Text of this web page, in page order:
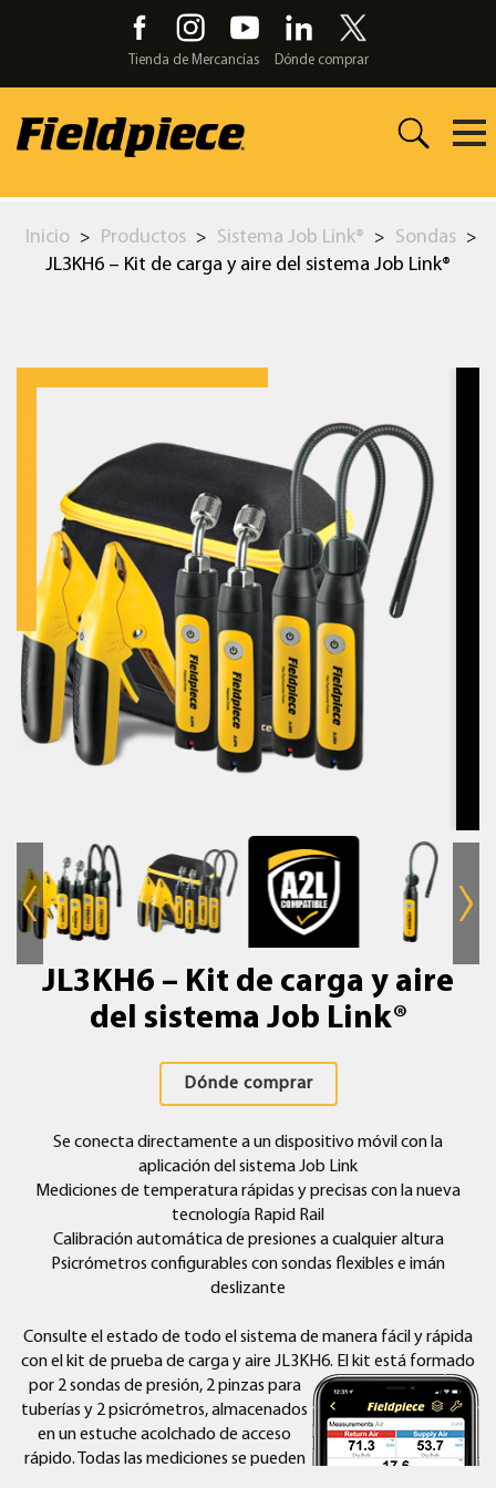
to
the
content
Tienda de Mercancías Dónde comprar
Inicio > Productos > Sistema Job Link® > Sondas >
JL3KH6 – Kit de carga y aire del sistema Job Link®
JL3KH6 – Kit de carga y aire
del sistema Job Link®
Dónde comprar
Se conecta directamente a un dispositivo móvil con la
aplicación del sistema Job Link
Mediciones de temperatura rápidas y precisas con la nueva
tecnología Rapid Rail
Calibración automática de presiones a cualquier altura
Psicrómetros configurables con sondas flexibles e imán
deslizante
Consulte el estado de todo el sistema de manera fácil y rápida
con el kit de prueba de carga y aire JL3KH6. El kit está formado
por 2 sondas de presión, 2 pinzas para
tuberías y 2 psicrómetros, almacenados
en un estuche acolchado de acceso
rápido. Todas las mediciones se pueden